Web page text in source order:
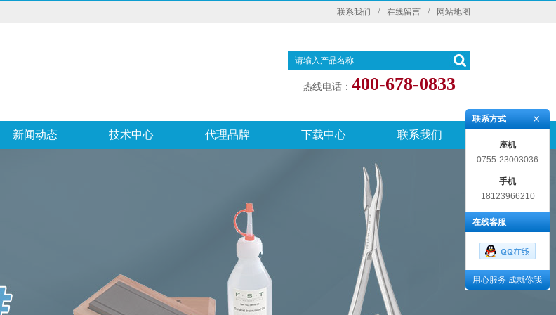
联系我们 / 在线留言 / 网站地图
热线电话： 400-678-0833
新闻动态 技术中心 代理品牌 下载中心 联系我们
联系方式
座机
0755-23003036
手机
18123966210
在线客服
用心服务 成就你我